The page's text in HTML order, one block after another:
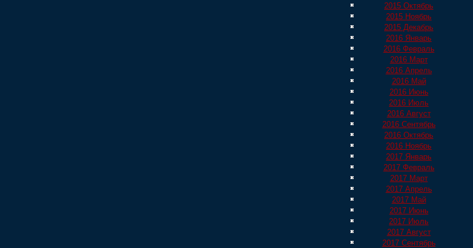
2015 Октябрь
2015 Ноябрь
2015 Декабрь
2016 Январь
2016 Февраль
2016 Март
2016 Апрель
2016 Май
2016 Июнь
2016 Июль
2016 Август
2016 Сентябрь
2016 Октябрь
2016 Ноябрь
2017 Январь
2017 Февраль
2017 Март
2017 Апрель
2017 Май
2017 Июнь
2017 Июль
2017 Август
2017 Сентябрь